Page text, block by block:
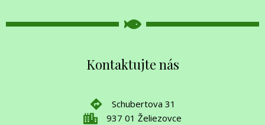
Kontaktujte nás
Schubertova 31
937 01 Želiezovce